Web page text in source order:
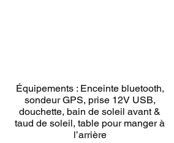
Équipements : Enceinte bluetooth,
sondeur GPS, prise 12V USB,
douchette, bain de soleil avant &
taud de soleil, table pour manger à
l’arrière